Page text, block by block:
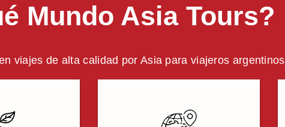
Mundo Asia Tours?
viajes de alta calidad por Asia para viajeros argentinos